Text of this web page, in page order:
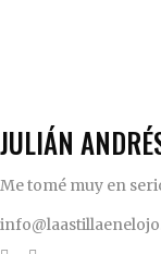
JULIÁN
Me tomé muy en